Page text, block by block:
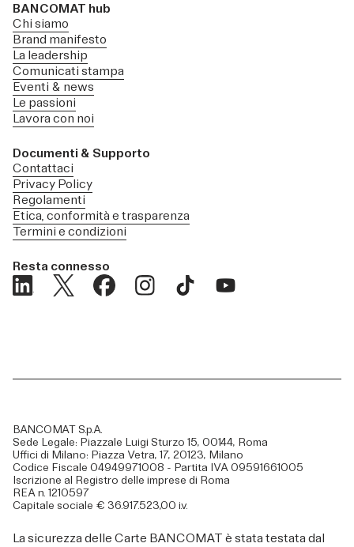
BANCOMAT hub
Chi siamo
Brand manifesto
La leadership
Comunicati stampa
Eventi & news
Le passioni
Lavora con noi
Documenti & Supporto
Contattaci
Privacy Policy
Regolamenti
Etica, conformità e trasparenza
Termini e condizioni
Resta connesso
BANCOMAT S.p.A.
Sede Legale: Piazzale Luigi Sturzo 15, 00144, Roma
Uffici di Milano: Piazza Vetra, 17, 20123, Milano
Codice Fiscale 04949971008 - Partita IVA 09591661005
Iscrizione al Registro delle imprese di Roma
REA n. 1210597
Capitale sociale € 36.917.523,00 i.v.
La sicurezza delle Carte BANCOMAT è stata testata dal